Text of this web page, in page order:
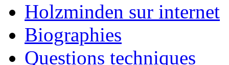
Holzminden sur internet
Biographies
Questions techniques